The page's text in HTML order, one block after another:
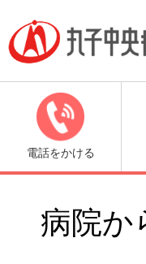
電話をかける
病院か